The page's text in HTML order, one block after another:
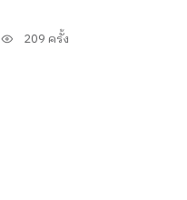
209 ครั้ง